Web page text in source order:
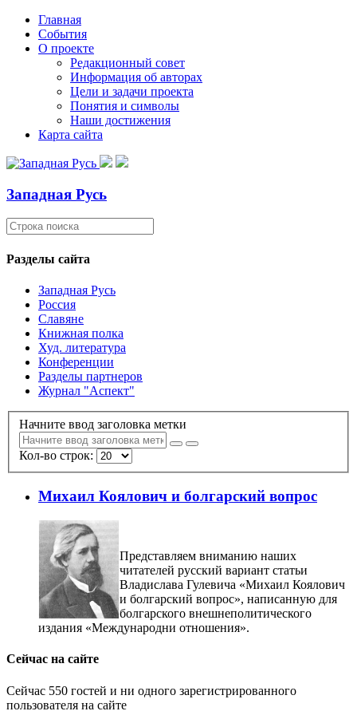
Главная
События
О проекте
Редакционный совет
Информация об авторах
Цели и задачи проекта
Понятия и символы
Наши достижения
Карта сайта
Западная Русь
Разделы сайта
Западная Русь
Россия
Славяне
Книжная полка
Худ. литература
Конференции
Разделы партнеров
Журнал "Аспект"
Начните ввод заголовка метки
Кол-во строк:
Михаил Коялович и болгарский вопрос
Представляем вниманию наших
читателей русский вариант статьи
Владислава Гулевича «Михаил Коялович
и болгарский вопрос», написанную для
болгарского внешнеполитического
издания «Международни отношения».
Сейчас на сайте
Сейчас 550 гостей и ни одного зарегистрированного
пользователя на сайте